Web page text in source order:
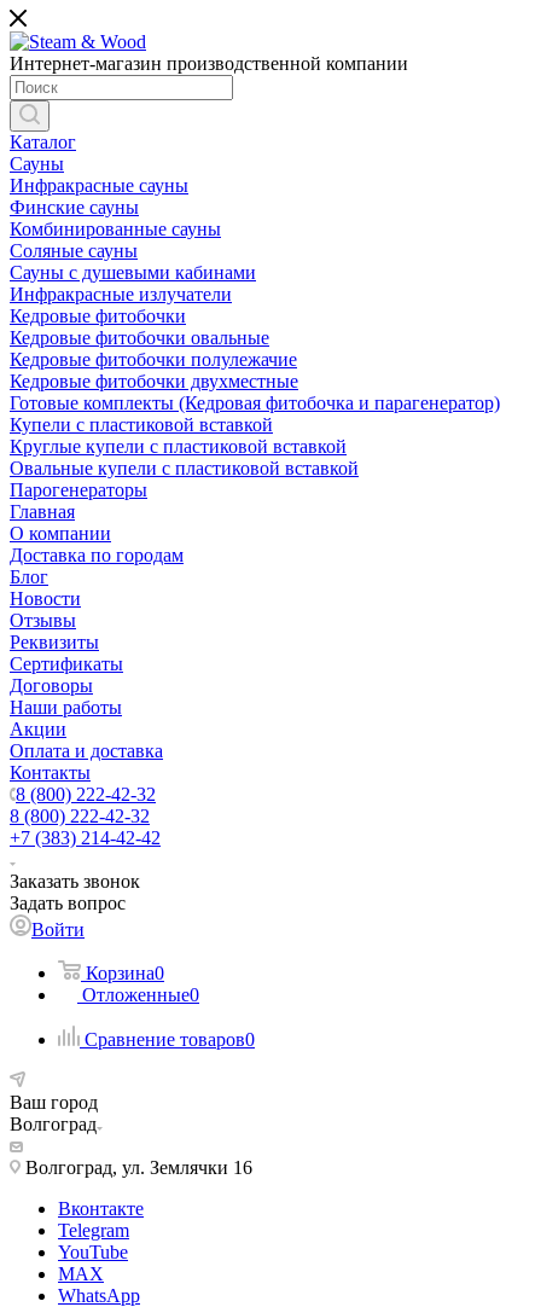
Интернет-магазин производственной компании
Каталог
Сауны
Инфракрасные сауны
Финские сауны
Комбинированные сауны
Соляные сауны
Сауны с душевыми кабинами
Инфракрасные излучатели
Кедровые фитобочки
Кедровые фитобочки овальные
Кедровые фитобочки полулежачие
Кедровые фитобочки двухместные
Готовые комплекты (Кедровая фитобочка и парагенератор)
Купели с пластиковой вставкой
Круглые купели с пластиковой вставкой
Овальные купели с пластиковой вставкой
Парогенераторы
Главная
О компании
Доставка по городам
Блог
Новости
Отзывы
Реквизиты
Сертификаты
Договоры
Наши работы
Акции
Оплата и доставка
Контакты
8 (800) 222-42-32
8 (800) 222-42-32
+7 (383) 214-42-42
Заказать звонок
Задать вопрос
Войти
Корзина0
Отложенные0
Сравнение товаров0
Ваш город
Волгоград
Волгоград, ул. Землячки 16
Вконтакте
Telegram
YouTube
MAX
WhatsApp